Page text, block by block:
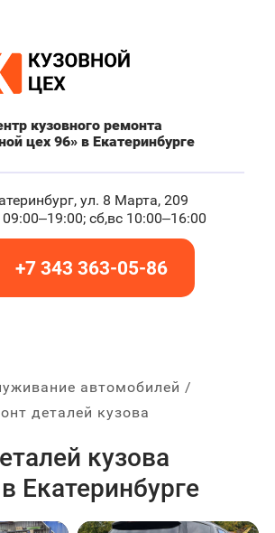
кузовного ремонта
цех 96» в Екатеринбурге
ул. 8 Марта, 209
09:00–19:00; сб,вс 10:00–16:00
+7 343 363-05-86
автомобилей
деталей кузова
кузова
Екатеринбурге